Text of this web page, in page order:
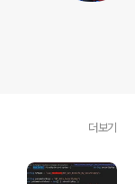
더보기